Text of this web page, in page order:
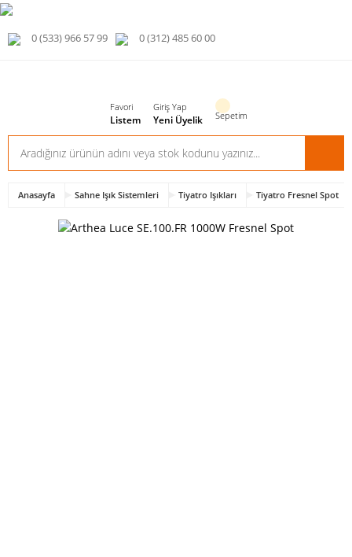
0 (533) 966 57 99 0 (312) 485 60 00
Favori
Listem
Giriş Yap
Yeni Üyelik Sepetim
Anasayfa Sahne Işık Sistemleri Tiyatro Işıkları Tiyatro Fresnel Spot